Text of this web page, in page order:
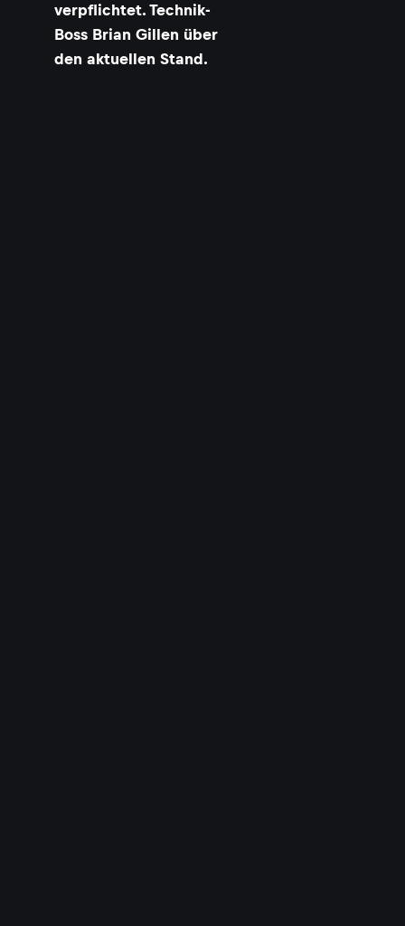
verpflichtet. Technik-
Boss Brian Gillen über
den aktuellen Stand.